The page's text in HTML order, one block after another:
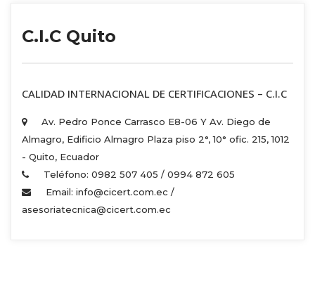
C.I.C Quito
CALIDAD INTERNACIONAL DE CERTIFICACIONES – C.I.C
Av. Pedro Ponce Carrasco E8-06 Y Av. Diego de
Almagro, Edificio Almagro Plaza piso 2°, 10° ofic. 215, 1012
- Quito, Ecuador
Teléfono: 0982 507 405 / 0994 872 605
Email: info@cicert.com.ec /
asesoriatecnica@cicert.com.ec